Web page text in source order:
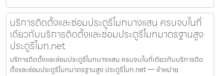
บริการติดตั้งและซ่อมประตูรีโมทบางแสน ครบจบในที่
เดียวกับบริการติดตั้งและซ่อมประตูรีโมทมาตรฐานสูง
ประตูรีโมท.net
บริการติดตั้งและซ่อมประตูรีโมทบางแสน ครบจบในที่เดียวกับบริการติด
ตั้งและซ่อมประตูรีโมทมาตรฐานสูง ประตูรีโมท.net — จำหน่าย